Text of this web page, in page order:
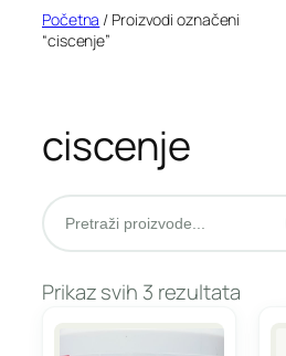
Početna / Proizvodi označeni
“ciscenje”
ciscenje
Pretraži
Prikaz svih 3 rezultata